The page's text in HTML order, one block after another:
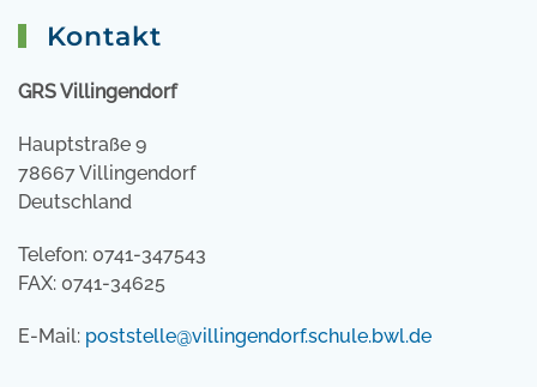
Kontakt
GRS Villingendorf
Hauptstraße 9
78667 Villingendorf
Deutschland
Telefon: 0741-347543
FAX: 0741-34625
E-Mail: poststelle@villingendorf.schule.bwl.de